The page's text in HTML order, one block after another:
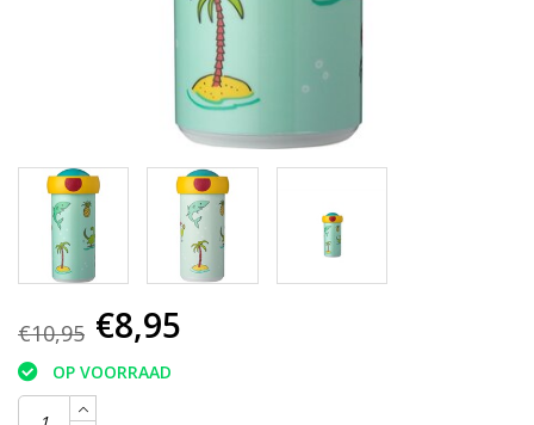
€10,95 €8,95
OP VOORRAAD